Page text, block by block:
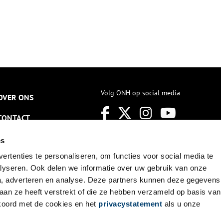
te personaliseren, om functies voor social media te
Ook delen we informatie over uw gebruik van onze
en analyse. Deze partners kunnen deze gegevens
ze heeft verstrekt of die ze hebben verzameld op basis van
met de cookies en het privacystatement als u onze
ONS Volg ONH op social media